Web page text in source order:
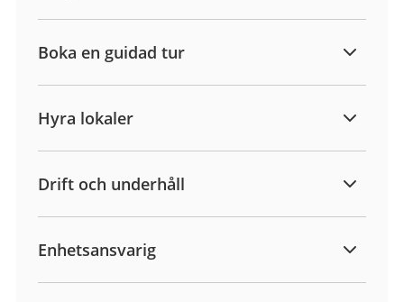
Boka en guidad tur
Hyra lokaler
Drift och underhåll
Enhetsansvarig